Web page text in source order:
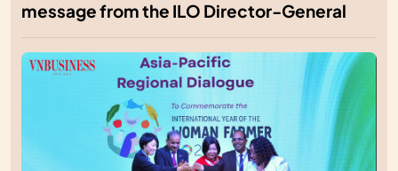
message from the ILO Director-General